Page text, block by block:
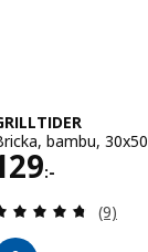
bambu,
:-
129:-
(9)